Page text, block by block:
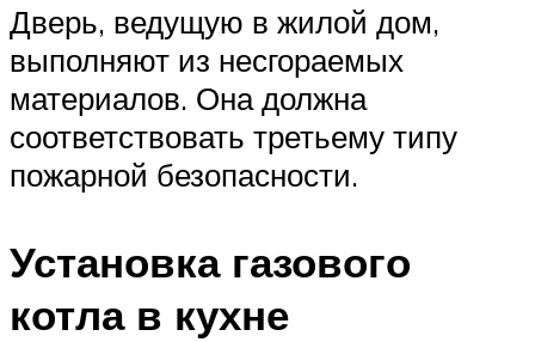
Дверь, ведущую в жилой дом,
выполняют из несгораемых
материалов. Она должна
соответствовать третьему типу
пожарной безопасности.
Установка газового
котла в кухне